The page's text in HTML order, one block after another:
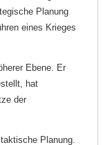
Planung
eines Krieges
Ebene. Er
hat
der
Planung.